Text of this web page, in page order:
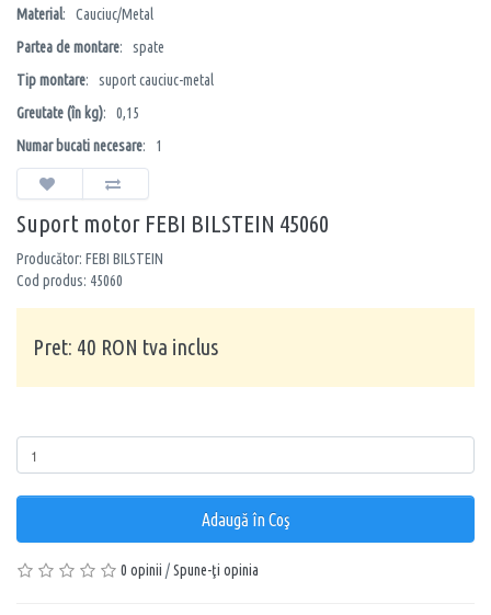
Material: Cauciuc/Metal
Partea de montare: spate
Tip montare: suport cauciuc-metal
Greutate (în kg): 0,15
Numar bucati necesare: 1
Suport motor FEBI BILSTEIN 45060
Producător: FEBI BILSTEIN
Cod produs: 45060
Pret: 40 RON tva inclus
Adaugă în Coş
0 opinii /Spune-ţi opinia